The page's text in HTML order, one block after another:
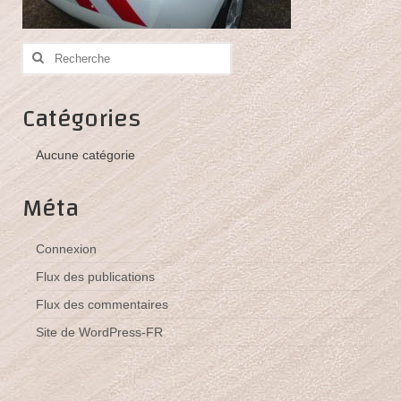
Bâche ou banderole publicitaire
Panneau publicitaire
Marquage véhicule
Plaque professionnelle
Tampon encreur
Nos réalisations
Les réalisations de GregamPub
Nous contacter
Rechercher
Catégories
Aucune catégorie
Méta
Connexion
Flux des publications
Flux des commentaires
Site de WordPress-FR